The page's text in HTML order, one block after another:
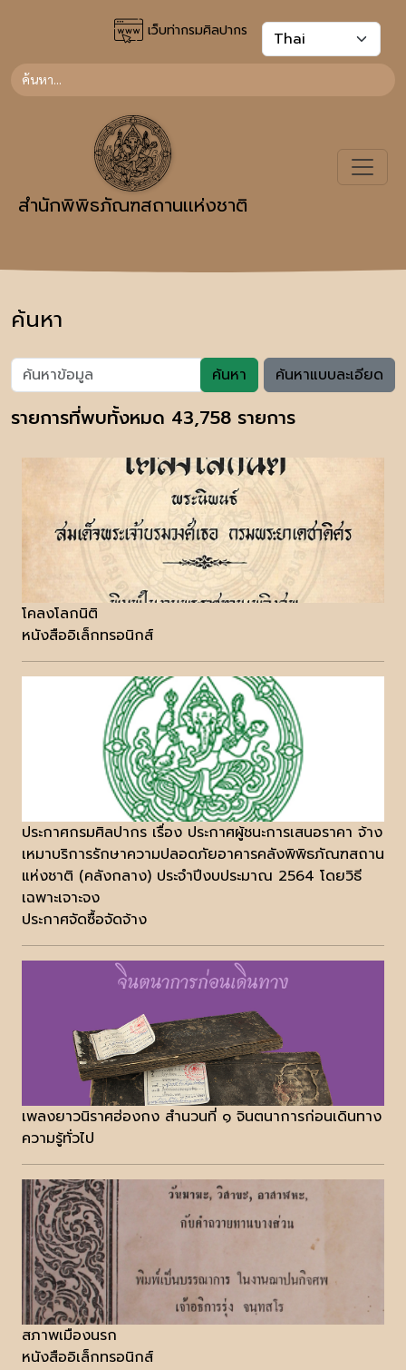
เว็บท่ากรมศิลปากร
สำนักพิพิธภัณฑสถานเเห่งชาติ
ค้นหา
ค้นหา ค้นหาแบบละเอียด
รายการที่พบทั้งหมด 43,758 รายการ
โคลงโลกนิติ
หนังสืออิเล็กทรอนิกส์
ประกาศกรมศิลปากร เรื่อง ประกาศผู้ชนะการเสนอราคา จ้าง
เหมาบริการรักษาความปลอดภัยอาคารคลังพิพิธภัณฑสถาน
แห่งชาติ (คลังกลาง) ประจำปีงบประมาณ 2564 โดยวิธี
เฉพาะเจาะจง
ประกาศจัดซื้อจัดจ้าง
เพลงยาวนิราศฮ่องกง สำนวนที่ ๑ จินตนาการก่อนเดินทาง
ความรู้ทั่วไป
สภาพเมืองนรก
หนังสืออิเล็กทรอนิกส์